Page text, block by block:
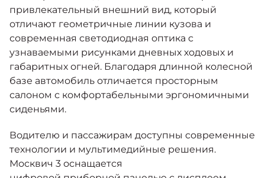
привлекательный внешний вид, который
отличают геометричные линии кузова и
современная светодиодная оптика с
узнаваемыми рисунками дневных ходовых и
габаритных огней. Благодаря длинной колесной
базе автомобиль отличается просторным
салоном с комфортабельными эргономичными
сиденьями.
Водителю и пассажирам доступны современные
технологии и мультимедийные решения.
Москвич 3 оснащается